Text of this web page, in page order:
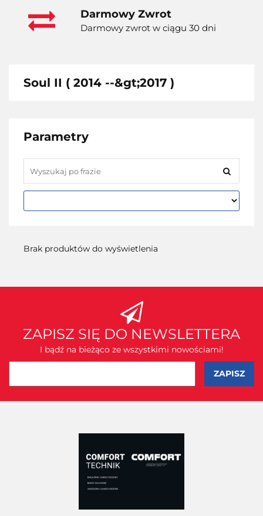
Darmowy Zwrot
Darmowy zwrot w ciągu 30 dni
Soul II ( 2014 --&gt;2017 )
Parametry
Brak produktów do wyświetlenia
ZAPISZ SIĘ DO NEWSLETTERA
I bądź na bieżąco ze wszystkimi nowościami!